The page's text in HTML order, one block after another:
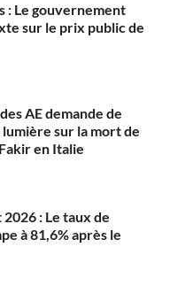
: Le gouvernement
sur le prix public de
AE demande de
sur la mort de
en Italie
: Le taux de
à 81,6% après le